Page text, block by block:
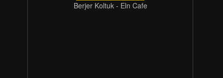
Berjer Koltuk - Eln Cafe